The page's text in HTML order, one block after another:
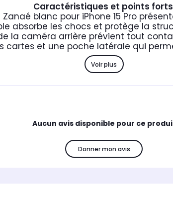
Caractéristiques et points
blanc pour iPhone 15 Pro
absorbe les chocs et protège la
la caméra arrière prévient tout
cartes et une poche latérale qui
Voir plus
Aucun avis disponible pour ce
Donner mon avis